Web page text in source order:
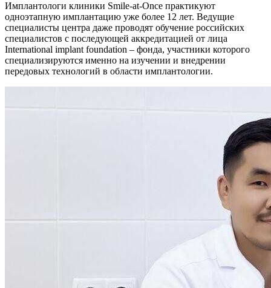
Имплантологи клиники Smile-at-Once практикуют
одноэтапную имплантацию уже более 12 лет. Ведущие
специалисты центра даже проводят обучение российских
специалистов с последующей аккредитацией от лица
International implant foundation – фонда, участники которого
специализируются именно на изучении и внедрении
передовых технологий в области имплантологии.